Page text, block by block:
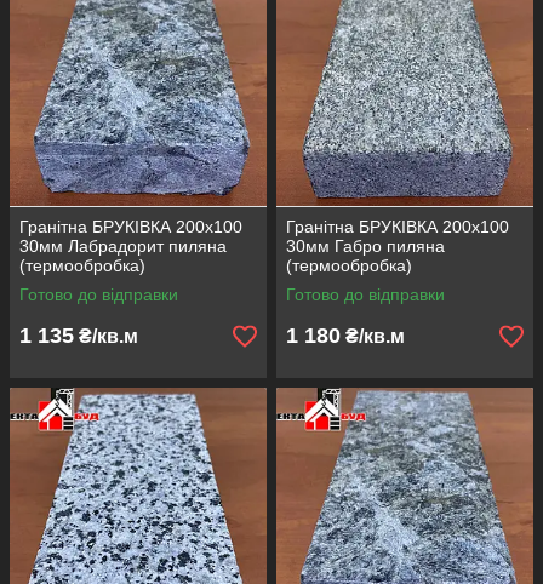
використовують вторинну сировину, таку як битий бетон, для
виробництва плитки, що знижує кількість будівельних відходів.
Зменшення теплового ефекту міст:Вібропресована
плитка, на відміну від асфальту, поглинає менше тепла та
сприяє зниженню температури повітря в місті.
Пропускність води:Водопроникна плитка зменшує
навантаження на ливневу каналізацію та сприяє
природньому зволоженню ґрунту.
Гранітна БРУКІВКА 200х100
30мм Лабрадорит пиляна
(термообробка)
Готово до відправки
1 135 ₴/кв.м
Гранітна БРУКІВКА 200х100
30мм Габро пиляна
(термообробка)
Готово до відправки
1 180 ₴/кв.м